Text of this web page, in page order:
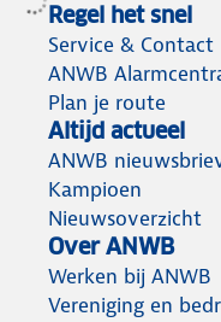
Regel het snel
Service & Contact
ANWB
Plan je route
Altijd actueel
ANWB
Kampioen
Nieuwsoverzicht
Over ANWB
Werken bij ANWB
Vereniging en